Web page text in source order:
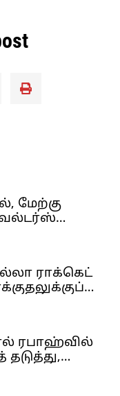
மேற்கு
கடைசி
ராக்கெட்
மீது
ரபாஹ்வில்
தடுத்து,
அழிப்பதன்
திணற